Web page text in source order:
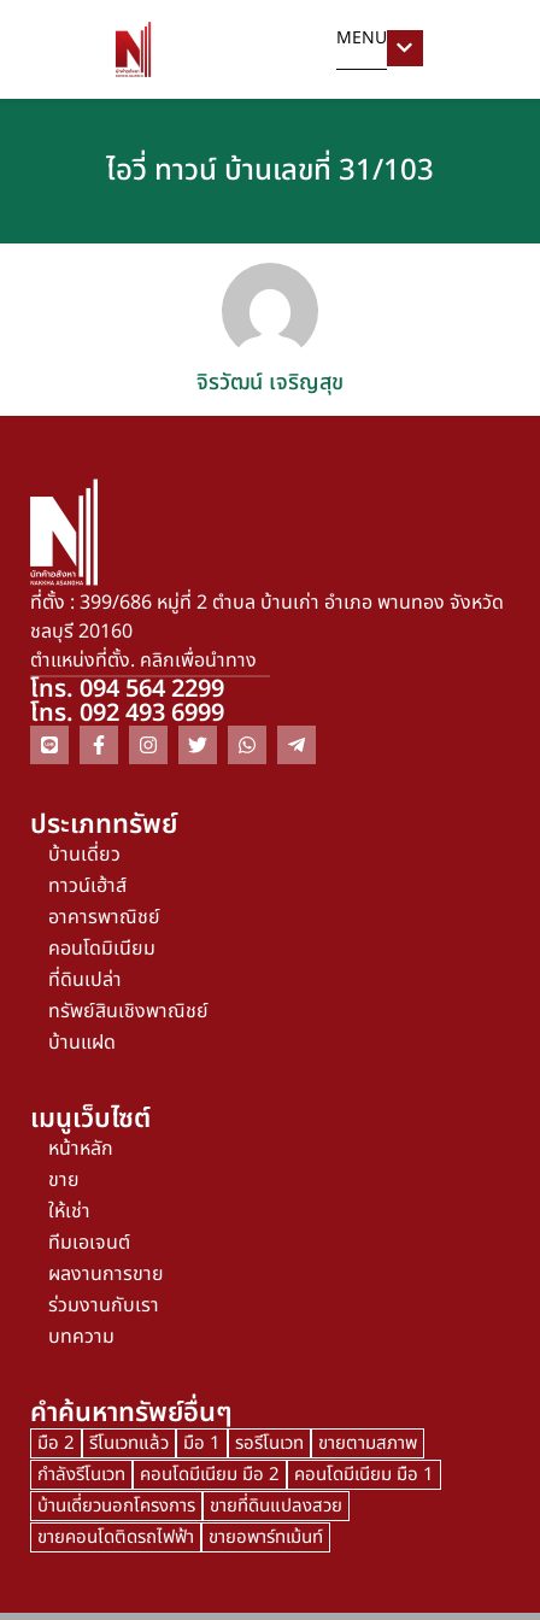
MENU
ไอวี่ ทาวน์ บ้านเลขที่ 31/103
จิรวัฒน์ เจริญสุข
ที่ตั้ง : 399/686 หมู่ที่ 2 ตำบล บ้านเก่า อำเภอ พานทอง จังหวัด
ชลบุรี 20160
ตำแหน่งที่ตั้ง. คลิกเพื่อนำทาง
โทร. 094 564 2299
โทร. 092 493 6999
ประเภททรัพย์
บ้านเดี่ยว
ทาวน์เฮ้าส์
อาคารพาณิชย์
คอนโดมิเนียม
ที่ดินเปล่า
ทรัพย์สินเชิงพาณิชย์
บ้านแฝด
เมนูเว็บไซต์
หน้าหลัก
ขาย
ให้เช่า
ทีมเอเจนต์
ผลงานการขาย
ร่วมงานกับเรา
บทความ
คำค้นหาทรัพย์อื่นๆ
มือ 2 รีโนเวทแล้ว มือ 1 รอรีโนเวท
ขายตามสภาพ
กำลังรีโนเวท
คอนโดมีเนียม มือ 2
คอนโดมีเนียม มือ 1
บ้านเดี่ยวนอกโครงการ ขายที่ดินแปลงสวย
ขายคอนโดติดรถไฟฟ้า
ขายอพาร์ทเม้นท์